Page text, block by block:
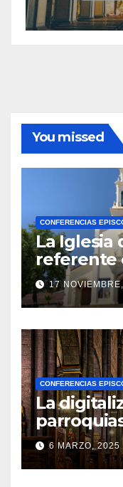
You missed
CONFERENCIAS
La Iglesia
referente
gracias a
17
CONFERENCIAS
La
realidad
la Iglesia
6 MARZO, 2025